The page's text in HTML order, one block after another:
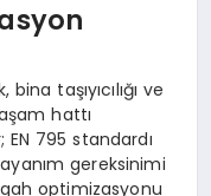
taşıyıcılığı ve
hattı
795 standardı
gereksinimi
optimizasyonu